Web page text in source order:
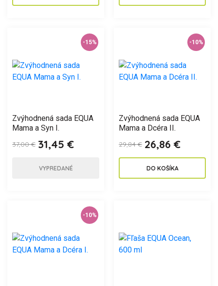
-15%
Zvýhodnená sada EQUA
Mama a Syn I.
37,00 € 31,45 €
VYPREDANÉ
-10%
Zvýhodnená sada EQUA
Mama a Dcéra II.
29,84 € 26,86 €
DO KOŠÍKA
-10%